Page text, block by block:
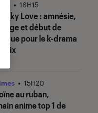
Love: amnésie,
et début de
pour le k-drama
• 16H15
au ruban,
anime top 1 de
• 15H20